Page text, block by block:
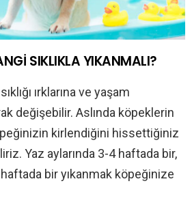
SIKLIKLA YIKANMALI?
ırklarına ve yaşam
değişebilir. Aslında köpeklerin
kirlendiğini hissettiğiniz
Yaz aylarında 3-4 haftada bir,
haftada bir yıkanmak köpeğinize